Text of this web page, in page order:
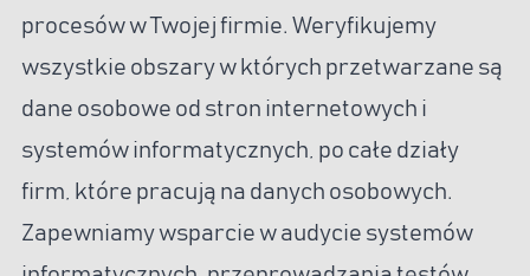
procesów w Twojej firmie. Weryfikujemy
wszystkie obszary w których przetwarzane są
dane osobowe od stron internetowych i
systemów informatycznych, po całe działy
firm, które pracują na danych osobowych.
Zapewniamy wsparcie w audycie systemów